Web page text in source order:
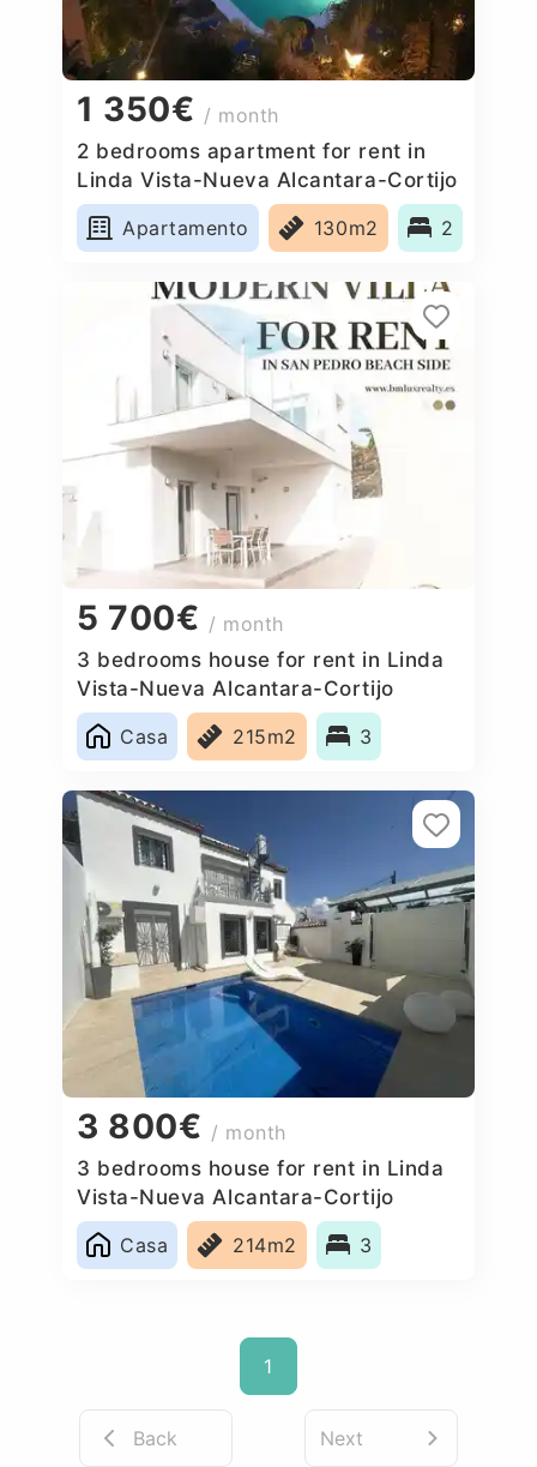
1 350€ / month
2 bedrooms apartment for rent in
Linda Vista-Nueva Alcantara-Cortijo
Blanco, Spain
Apartamento
130m2 2
5 700€ / month
3 bedrooms house for rent in Linda
Vista-Nueva Alcantara-Cortijo
Blanco, Spain
Casa
215m2 3
3 800€ / month
3 bedrooms house for rent in Linda
Vista-Nueva Alcantara-Cortijo
Blanco, Spain
Casa
214m2 3
1
Back Next